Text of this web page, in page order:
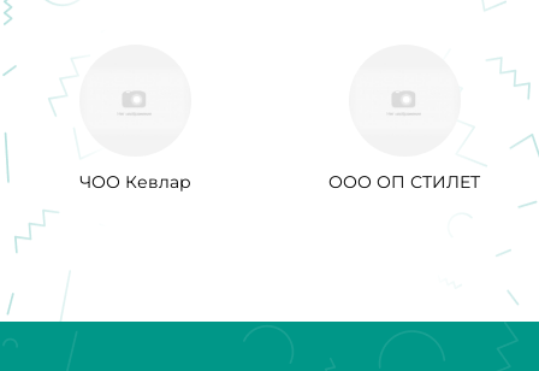
ЧОО Кевлар ООО ОП СТИЛЕТ